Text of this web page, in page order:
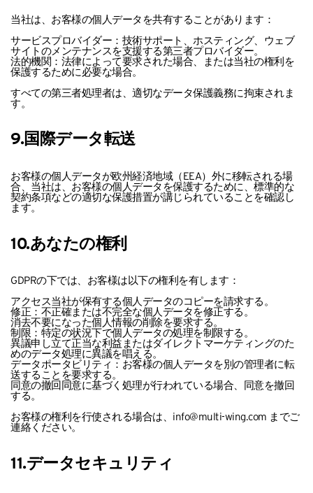
当社は、お客様の個人データを共有することがあります：
サービスプロバイダー：技術サポート、ホスティング、ウェブ
サイトのメンテナンスを支援する第三者プロバイダー。
法的機関：法律によって要求された場合、または当社の権利を
保護するために必要な場合。
すべての第三者処理者は、適切なデータ保護義務に拘束されま
す。
9.国際データ転送
お客様の個人データが欧州経済地域（EEA）外に移転される場
合、当社は、お客様の個人データを保護するために、標準的な
契約条項などの適切な保護措置が講じられていることを確認し
ます。
10.あなたの権利
GDPRの下では、お客様は以下の権利を有します：
アクセス当社が保有する個人データのコピーを請求する。
修正：不正確または不完全な個人データを修正する。
消去不要になった個人情報の削除を要求する。
制限：特定の状況下で個人データの処理を制限する。
異議申し立て正当な利益またはダイレクトマーケティングのた
めのデータ処理に異議を唱える。
データポータビリティ：お客様の個人データを別の管理者に転
送することを要求する。
同意の撤回同意に基づく処理が行われている場合、同意を撤回
する。
お客様の権利を行使される場合は、info@multi-wing.com までご
連絡ください。
11.データセキュリティ